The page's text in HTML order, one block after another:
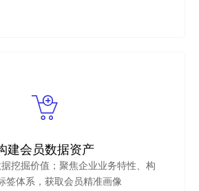
建会员数据资产
挖掘价值；聚焦企业业务特性、构
签体系，获取会员精准画像